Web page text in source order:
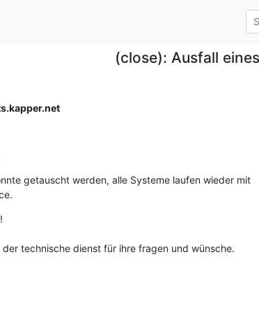
(close): Ausfall
getauscht werden, alle Systeme laufen wieder mit
technische dienst für ihre fragen und wünsche.